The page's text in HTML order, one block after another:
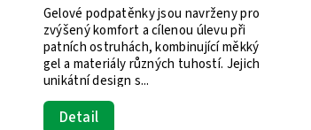
Detail
Gelové podpatěnky jsou navrženy pro
zvýšený komfort a cílenou úlevu při
patních ostruhách, kombinující měkký
gel a materiály různých tuhostí. Jejich
unikátní design s...